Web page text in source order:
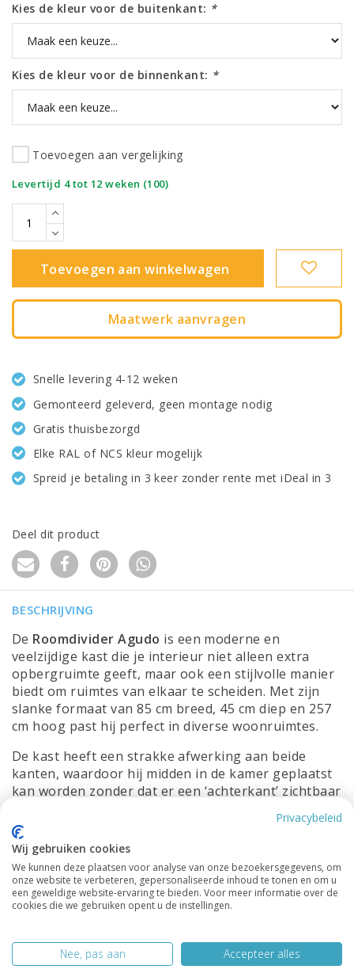
Kies de kleur voor de buitenkant: *
Kies de kleur voor de binnenkant: *
Toevoegen aan vergelijking
Levertijd 4 tot 12 weken (100)
Toevoegen aan winkelwagen
Maatwerk aanvragen
Snelle levering 4-12 weken
Gemonteerd geleverd, geen montage nodig
Gratis thuisbezorgd
Elke RAL of NCS kleur mogelijk
Spreid je betaling in 3 keer zonder rente met iDeal in 3
Deel dit product
BESCHRIJVING
De Roomdivider Agudo is een moderne en
veelzijdige kast die je interieur niet alleen extra
opbergruimte geeft, maar ook een stijlvolle manier
biedt om ruimtes van elkaar te scheiden. Met zijn
slanke formaat van 85 cm breed, 45 cm diep en 257
cm hoog past hij perfect in diverse woonruimtes.
De kast heeft een strakke afwerking aan beide
kanten, waardoor hij midden in de kamer geplaatst
kan worden zonder dat er een ‘achterkant’ zichtbaar
of decoratie in te zetten, terwijl de
push-to-open
deurenzorgen voor praktische opbergruimte
zonder zichtbare grepen.
Minimalistisch, stijlvol en functioneel – de
Roomdivider Agudo is dé kast voor een moderne en
PRODUCTSPECIFICATIES
Privacybeleid
Wij gebruiken cookies
We kunnen deze plaatsen voor analyse van onze bezoekersgegevens, om
onze website te verbeteren, gepersonaliseerde inhoud te tonen en om u
een geweldige website-ervaring te bieden. Voor meer informatie over de
cookies die we gebruiken opent u de instellingen.
Nee, pas aan Accepteer alles